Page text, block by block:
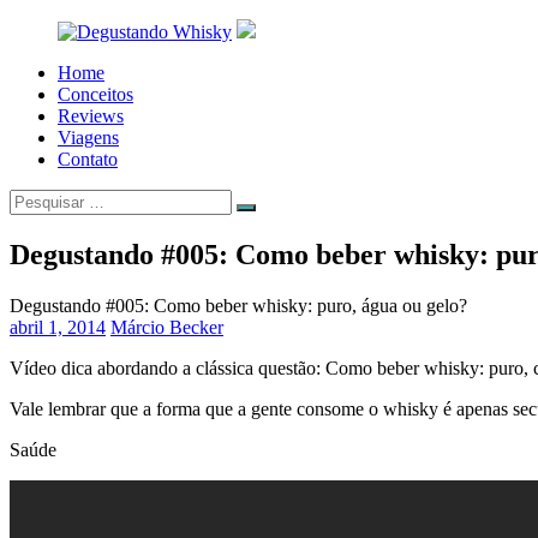
conteúdo
Degustando
Whisky
Hora
degustar
whisky!
Home
Conceitos
Reviews
Viagens
Contato
Pesquisar
por:
Pesquisar
Degustando #005: Como beber whisky:
Degustando #005: Como beber whisky: puro, água ou gelo?
abril 1, 2014 Márcio Becker
Vídeo dica abordando a clássica questão: Como beber whisky: puro,
Vale lembrar que a forma que a gente consome o whisky é apenas
Saúde